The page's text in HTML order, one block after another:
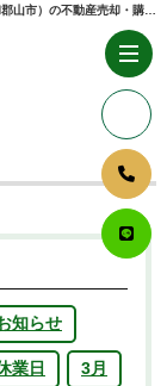
知らせ
業日 3月